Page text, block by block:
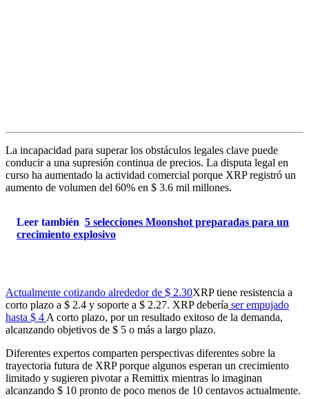
La incapacidad para superar los obstáculos legales clave puede
conducir a una supresión continua de precios. La disputa legal en
curso ha aumentado la actividad comercial porque XRP registró un
aumento de volumen del 60% en $ 3.6 mil millones.
Leer también 5 selecciones Moonshot preparadas para un
crecimiento explosivo
Actualmente cotizando alrededor de $ 2.30XRP tiene resistencia a
corto plazo a $ 2.4 y soporte a $ 2.27. XRP debería ser empujado
hasta $ 4 A corto plazo, por un resultado exitoso de la demanda,
alcanzando objetivos de $ 5 o más a largo plazo.
Diferentes expertos comparten perspectivas diferentes sobre la
trayectoria futura de XRP porque algunos esperan un crecimiento
limitado y sugieren pivotar a Remittix mientras lo imaginan
alcanzando $ 10 pronto de poco menos de 10 centavos actualmente.